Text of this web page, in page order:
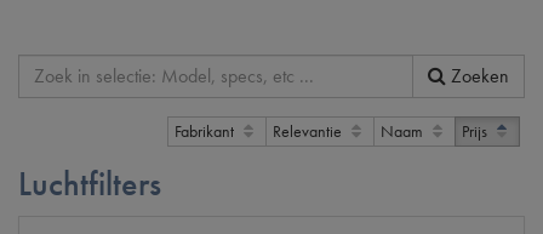
Zoeken
Fabrikant Relevantie Naam Prijs
Luchtfilters